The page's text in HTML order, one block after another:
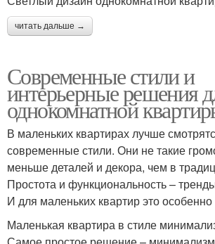
читать дальше →
Современные стили и
интерьерные решения
однокомнатной
В маленьких квартирах лучше
современные стили. Они не такие
меньше деталей и декора, чем в
Простота и функциональность –
И для маленьких квартир это
Маленькая квартира в стиле